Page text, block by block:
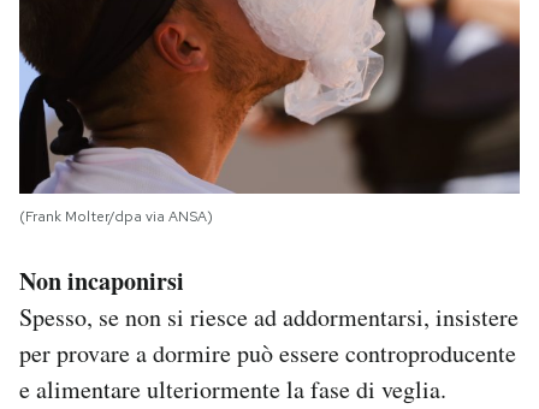
(Frank Molter/dpa via ANSA)
Non incaponirsi
Spesso, se non si riesce ad addormentarsi, insistere
per provare a dormire può essere controproducente
e alimentare ulteriormente la fase di veglia.